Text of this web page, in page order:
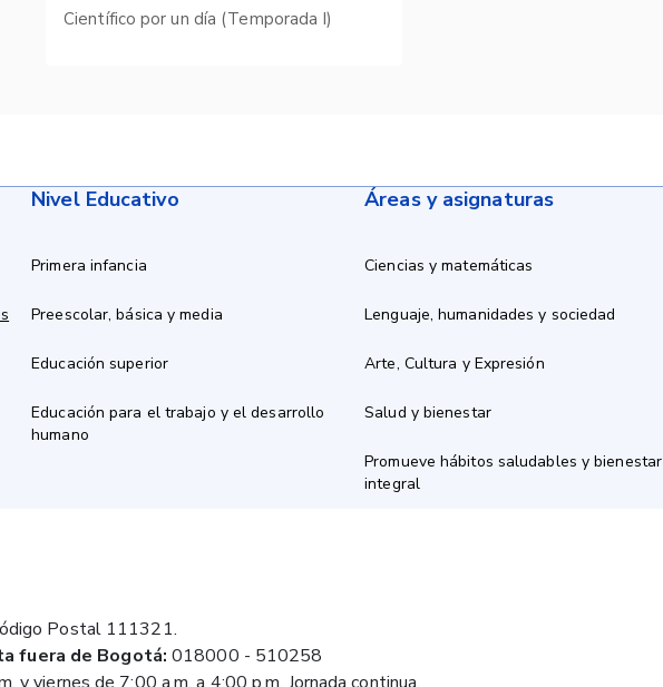
Científico por un día (Temporada I)
Nivel Educativo
Primera infancia
Preescolar, básica y media
Educación superior
Educación para el trabajo y el desarrollo
humano
Áreas y asignaturas
Ciencias y matemáticas
Lenguaje, humanidades y sociedad
Arte, Cultura y Expresión
Salud y bienestar
Promueve hábitos saludables y bienestar
integral
Postal 111321.
fuera de Bogotá: 018000 - 510258